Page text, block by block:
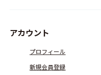
アカウント
プロフィール
新規会員登録